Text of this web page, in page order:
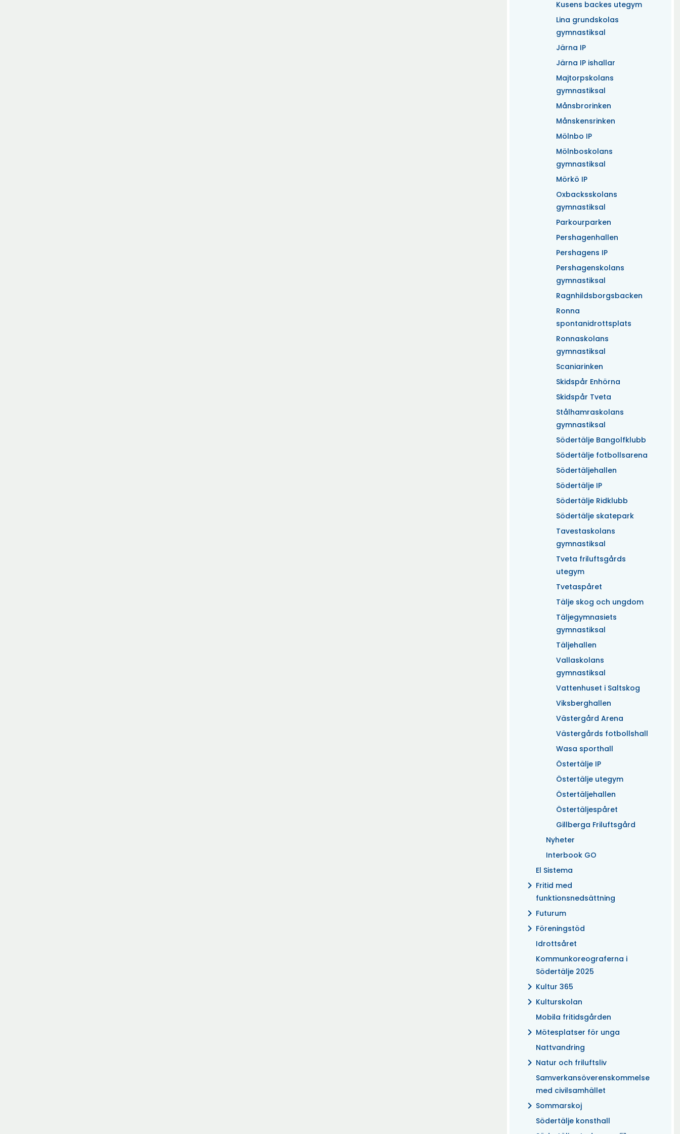
Kusens backes utegym
Lina grundskolas
gymnastiksal
Järna IP
Järna IP ishallar
Majtorpskolans
gymnastiksal
Månsbrorinken
Månskensrinken
Mölnbo IP
Mölnboskolans
gymnastiksal
Mörkö IP
Oxbacksskolans
gymnastiksal
Parkourparken
Pershagenhallen
Pershagens IP
Pershagenskolans
gymnastiksal
Ragnhildsborgsbacken
Ronna
spontanidrottsplats
Ronnaskolans
gymnastiksal
Scaniarinken
Skidspår Enhörna
Skidspår Tveta
Stålhamraskolans
gymnastiksal
Södertälje Bangolfklubb
Södertälje fotbollsarena
Södertäljehallen
Södertälje IP
Södertälje Ridklubb
Södertälje skatepark
Tavestaskolans
gymnastiksal
Tveta friluftsgårds
utegym
Tvetaspåret
Tälje skog och ungdom
Täljegymnasiets
gymnastiksal
Täljehallen
Vallaskolans
gymnastiksal
Vattenhuset i Saltskog
Viksberghallen
Västergård Arena
Västergårds fotbollshall
Wasa sporthall
Östertälje IP
Östertälje utegym
Östertäljehallen
Östertäljespåret
Gillberga Friluftsgård
Nyheter
Interbook GO
El Sistema
chevron_right Fritid med
funktionsnedsättning
chevron_right Futurum
chevron_right Föreningstöd
Idrottsåret
Kommunkoreograferna i
Södertälje 2025
chevron_right Kultur 365
chevron_right Kulturskolan
Mobila fritidsgården
chevron_right Mötesplatser för unga
Nattvandring
chevron_right Natur och friluftsliv
Samverkansöverenskommelse
med civilsamhället
chevron_right Sommarskoj
Södertälje konsthall